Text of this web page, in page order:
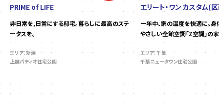
PRIME of LIFE
非日常を,日常にする邸宅。暮らしに最高のステ
ータスを。
エリア：新潟
上越パティオ住宅公園
エリート・ワン カスタム(
一年中、家の温度を快適に。
やさしい全館空調「Z空調」の家
エリア：千葉
千葉ニュータウン住宅公園